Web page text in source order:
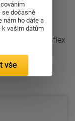
rošty portoflex
motor
se dočasně
nám ho dáte a
k vašim datům
vše